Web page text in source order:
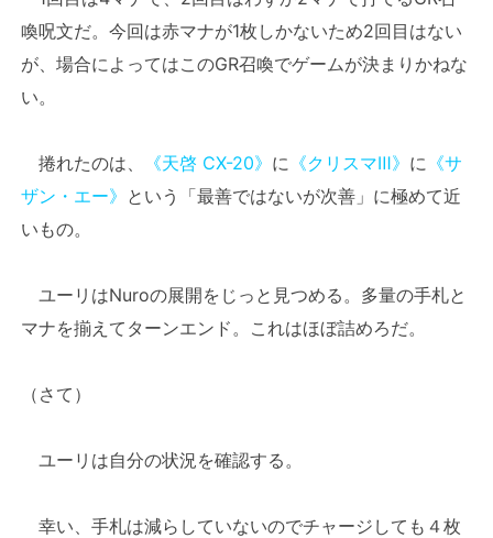
喚呪文だ。今回は赤マナが1枚しかないため2回目はない
が、場合によってはこのGR召喚でゲームが決まりかねな
い。
捲れたのは、 《天啓 CX-20》 に 《クリスマⅢ》 に 《サ
ザン・エー》 という「最善ではないが次善」に極めて近
いもの。
ユーリはNuroの展開をじっと見つめる。多量の手札と
マナを揃えてターンエンド。これはほぼ詰めろだ。
（さて）
ユーリは自分の状況を確認する。
幸い、手札は減らしていないのでチャージしても４枚